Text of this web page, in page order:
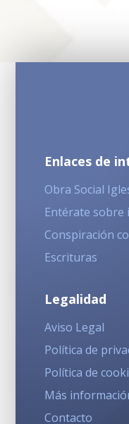
Enlaces de
Obra Social
Entérate sobre
Conspiración
Escrituras
Legalidad
Aviso Legal
Política de
Política de
Más
Contacto